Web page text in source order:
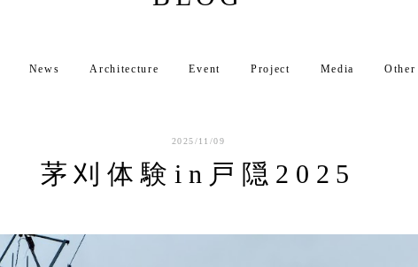
News Architecture Event Project Media Other
2025/11/09
茅刈体験in戸隠2025